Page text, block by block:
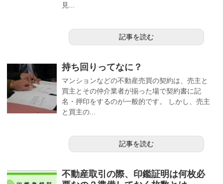
見...
記事を読む
持ち回りってなに？
マンションなどの不動産売買の契約は、売主と
買主とその仲介業者が揃った場で契約書に記
名・押印をするのが一般的です。 しかし、売主
と買主の...
記事を読む
不動産取引の際、印鑑証明は何枚必